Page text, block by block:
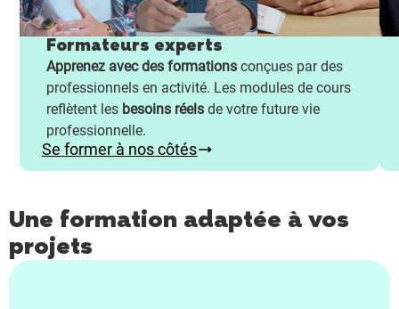
Formateurs experts
Apprenez avec des formations conçues par des
professionnels en activité. Les modules de cours
reflètent les besoins réels de votre future vie
professionnelle.
Se former à nos côtés
Une formation adaptée à vos
projets